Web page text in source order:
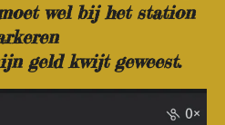
wel bij het station
geld kwijt geweest.